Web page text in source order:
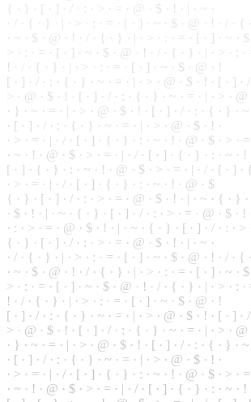
{ · } · [ · ] · / · : · > · = · @ · $ · ! · | · ~ ·
· / · { · } · | · > · : ·
· [ · ] · ~ · $ · @ · ! · / · {
· ~ · $ · @ · ! · / · { · } · | · > · : · = · [ · ] · ~ · $
> · : · = · [ · ] · ~ · $ · @ · ! · / · { · } · | · > · :
! ·
· { · } · | · > · : · = · [ · ] · ~ · $ · @ · !
[ · ] · / · : · { · } · ~ · = · | · > · @ · $ · ! · [ · ] ·
> · @ · $ · ! · [ · ] · / · : · { · } · ~ · = · | · > ·
· } · ~ · = · | · > · @ · $ · ! · [ · ] · / · : · { · } ·
· [ · ] · / · : · { · } · ~ · = · | · > · @ · $ · ! ·
· > · = · | · / · [ · ] · { · } · : · ~ · ! · @ · $ · > ·
· ~ · ! · @ · $ · > · = · | · / · [ · ] · { · } · : · ~ · !
[ · ] · { · } · : · ~ · ! · @ · $ · > · = · | · / · [ · ]
· > · = · | · / · [ · ] · { · } · : · ~ · ! · @ · $
{ · } · [ · ] · / · : · > · = · @ · $ · ! · | · ~ · { · }
· $ · ! · | · ~ · { · } · [ · ] · / · : · > · = · @ · $ ·
· : · > · = · @ · $ · ! · | · ~ · { · } · [ · ] · / · : · >
{ · } · [ · ] · / · : · > · = · @ · $ · ! · | · ~ ·
· / · { · } · | · > · : · = · [ · ] · ~ · $ · @ · ! · / · {
· ~ · $ · @ · ! · / · { · } · | · > · : · = · [ · ] · ~ · $
> · : · = · [ · ] · ~ · $ · @ · ! · / · { · } · | · > · :
! · / · { · } · | · > · : · = · [ · ] · ~ · $ · @ · !
[ · ] · / · : · { · } · ~ · = · | · > · @ · $ · ! · [ · ] ·
> · @ · $ · ! · [ · ] · / · : · { · } · ~ · = · | · > · @
· } · ~ · = · | · > · @ · $ · ! · [ · ] · / · : · { · } ·
· [ · ] · / · : · { · } · ~ · = · | · > · @ · $ · ! ·
· > · = · | · / · [ · ] · { · } · : · ~ · ! · @ · $ · > · =
· ~ · ! · @ · $ · > · = · | · / · [ · ] · { · } · : · ~ · !